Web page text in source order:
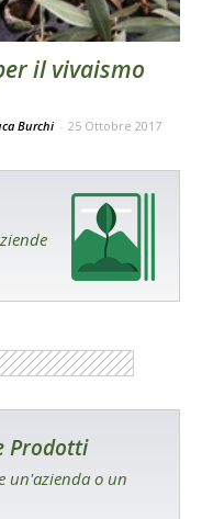
il vivaismo
Burchi - 25 Ottobre 2017
Prodotti
un'azienda o un